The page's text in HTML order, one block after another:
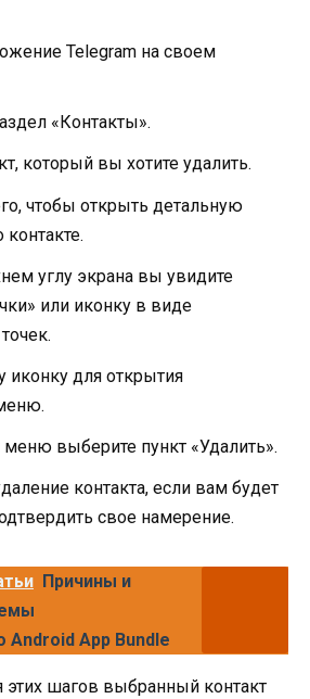
Telegram на своем
«Контакты».
который вы хотите удалить.
чтобы открыть детальную
углу экрана вы увидите
или иконку в виде
иконку для открытия
меню выберите пункт «Удалить».
контакта, если вам будет
свое намерение.
Причины и
Android App Bundle
шагов выбранный контакт